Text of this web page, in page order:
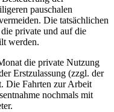
pauschalen
Die tatsächlichen
private und auf die
werden.
die private Nutzung
Erstzulassung (zzgl. der
Die Fahrten zur Arbeit
nochmals mit